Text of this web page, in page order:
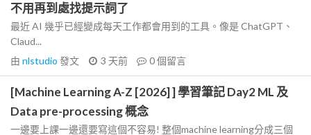
不用再到處找提示詞了
最近 AI 幾乎已經變成每天工作都會用到的工具。像是 ChatGPT、
Claud...
由 nlstudio 發文 3 天前 0個留言
[Machine Learning A-Z [2026] ] 學習筆記 Day2 ML 及
Data pre-processing 概念
一邊要上課一邊還要寫這個不容易! 整個machine learning分成三個